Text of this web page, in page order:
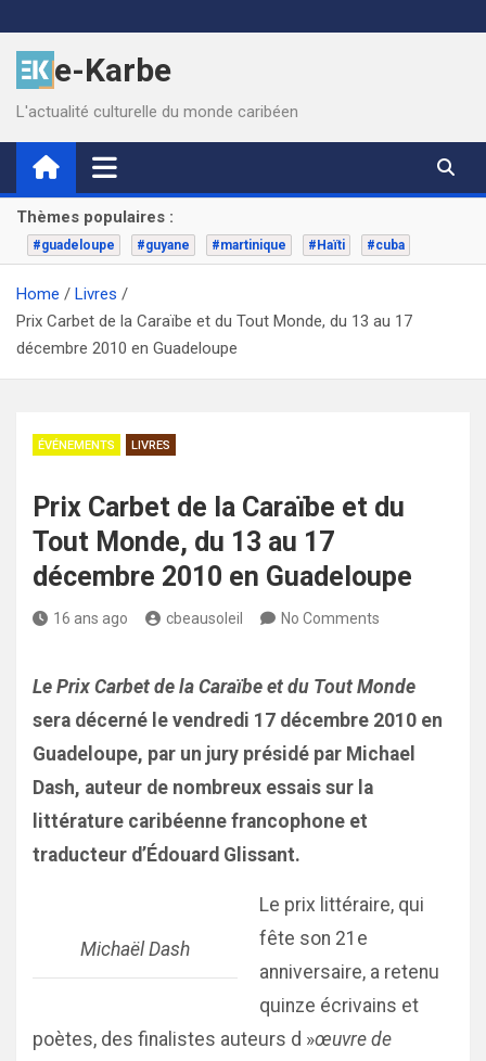
to
contente-Karbe
L'actualité culturelle du monde caribéen
Thèmes populaires :
#guadeloupe #guyane #martinique #Haïti #cuba
Home
Livres
Prix Carbet de la Caraïbe et du Tout Monde, du 13 au 17
décembre 2010 en Guadeloupe
ÉVÉNEMENTS LIVRES
Prix Carbet de la Caraïbe et du
Tout Monde, du 13 au 17
décembre 2010 en Guadeloupe
16 ans ago cbeausoleil No Comments
Le Prix Carbet de la Caraïbe et du Tout Monde
sera décerné le vendredi 17 décembre 2010 en
Guadeloupe, par un jury présidé par Michael
Dash, auteur de nombreux essais sur la
littérature caribéenne francophone et
traducteur d’Édouard Glissant.
Michaël Dash
Le prix littéraire, qui
fête son 21e
anniversaire, a retenu
quinze écrivains et
poètes, des finalistes auteurs d »œuvre de